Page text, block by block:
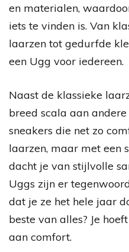
en materialen,
iets te vinden is. Van
laarzen tot gedurfde
een Ugg voor iedereen.
Naast de klassieke
breed scala aan andere
sneakers die net zo
laarzen, maar met een
dacht je van stijlvolle
Uggs zijn er
dat je ze het hele jaar
beste van alles? Je
aan comfort.